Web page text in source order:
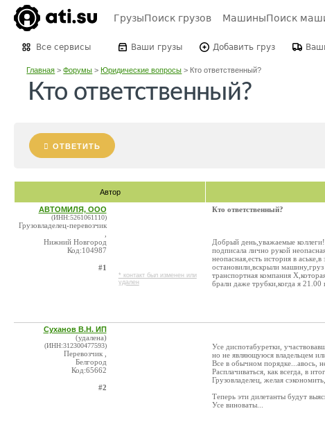
ГрузыПоиск грузов МашиныПоиск
Все сервисы Ваши грузы Добавить груз
Главная >Форумы >Юридические вопросы > Кто ответственный?
Кто ответственный?
ОТВЕТИТЬ
Автор
АВТОМИЛЯ, ООО
(ИНН:5261061110)
Грузовладелец-перевозчик
Нижний Новгород
Код:104987
#1
* контакт был изменен или
удален
Кто ответственный?
Добрый день,уважаемые
подписала лично рукой
неопасная,есть история в
остановили,вскрыли
транспортная компания
брали даже трубки,когда я 21.00
Суханов В.Н. ИП
(удалена)
(ИНН:312300477593)
Перевозчик ,
Белгород
Код:65662
#2
Усе диспотабуретки,
но не являющуюся владельцем
Все в обычном порядке...авось,
Расплачиваться, как всегда, в
Грузовладелец, желая
Теперь эти дилетанты будут
Усе виноваты...